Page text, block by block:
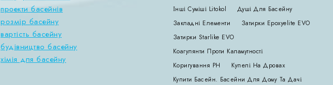
проекти басейнів
розмір басейну
вартість басейну
будівництво басейну
хімія для басейну
Інші Суміші Litokol
Душі Для Басейну
Закладні Елементи
Затирки Epoxyelite EVO
Затирки Starlike EVO
Коагулянти Проти Каламутності
Коригування РН
Купелі На Дровах
Купити Басейн. Басейни Для Дому Та Дачі